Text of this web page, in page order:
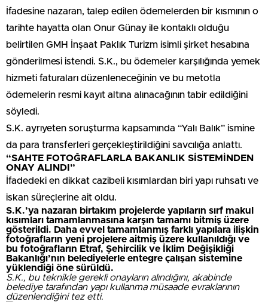
İfadesine nazaran, talep edilen ödemelerden bir kısmının o
tarihte hayatta olan Onur Günay ile kontaklı olduğu
belirtilen GMH İnşaat Paklık Turizm isimli şirket hesabına
gönderilmesi istendi. S.K., bu ödemeler karşılığında yemek
hizmeti faturaları düzenleneceğinin ve bu metotla
ödemelerin resmi kayıt altına alınacağının tabir edildiğini
söyledi.
S.K. ayrıyeten soruşturma kapsamında “Yalı Balık” ismine
da para transferleri gerçekleştirildiğini savcılığa anlattı.
“SAHTE FOTOĞRAFLARLA BAKANLIK SİSTEMİNDEN
ONAY ALINDI”
İfadedeki en dikkat cazibeli kısımlardan biri yapı ruhsatı ve
iskan süreçlerine ait oldu.
S.K.’ya nazaran birtakım projelerde yapıların sırf makul
kısımları tamamlanmasına karşın tamamı bitmiş üzere
gösterildi. Daha evvel tamamlanmış farklı yapılara ilişkin
fotoğrafların yeni projelere aitmiş üzere kullanıldığı ve
bu fotoğrafların Etraf, Şehircilik ve İklim Değişikliği
Bakanlığı’nın belediyelerle entegre çalışan sistemine
yüklendiği öne sürüldü.
S.K., bu teknikle gerekli onayların alındığını, akabinde
belediye tarafından yapı kullanma müsaade evraklarının
düzenlendiğini tez etti.